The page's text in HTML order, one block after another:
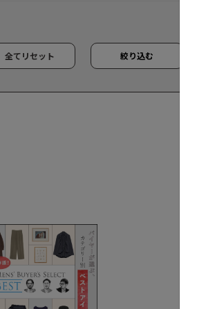
全てリセット 絞り込む